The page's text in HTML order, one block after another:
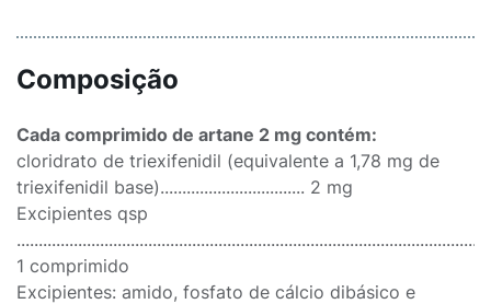
Composição
Cada comprimido de artane 2 mg contém:
cloridrato de triexifenidil (equivalente a 1,78 mg de
triexifenidil base)................................. 2 mg
Excipientes qsp
1 comprimido
Excipientes: amido, fosfato de cálcio dibásico e